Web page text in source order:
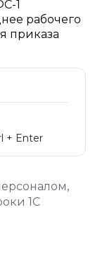
1
рабочего
приказа
+ Enter
,
1С